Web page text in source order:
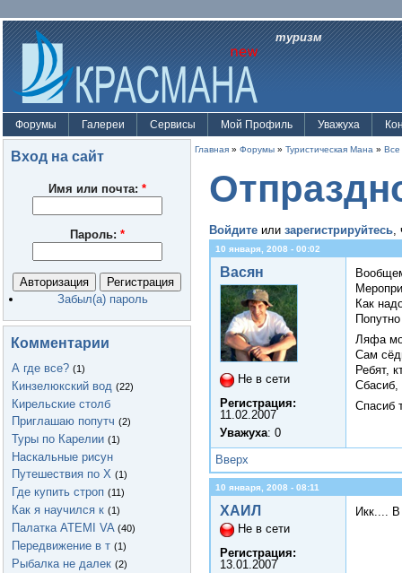
туризм
Форумы Галереи Сервисы Мой Профиль Уважуха
Вход на сайт
Имя или почта: *
Пароль: *
Забыл(а) пароль
Комментарии
А где все? (1)
Кинзелюкский вод (22)
Кирельские столб
Приглашаю попутч (2)
Туры по Карелии (1)
Наскальные рисун
Путешествия по Х (1)
Где купить строп (11)
Как я научился к (1)
Палатка ATEMI VA (40)
Передвижение в т (1)
Рыбалка не далек (2)
Главная » Форумы » Туристическая Мана » Все
Войдите или зарегистрируйтесь,
10 января, 2008 - 00:02
Васян
Не в сети
Регистрация:
11.02.2007
Уважуха: 0
Как
Ляфа
Сам
Ребят,
Сбасиб,
Спасиб
Вверх
10 января, 2008 - 08:11
ХАИЛ
Не в сети
Регистрация:
13.01.2007
Икк....